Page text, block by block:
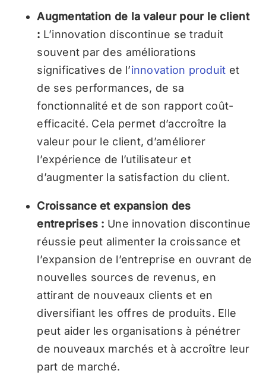
Augmentation de la valeur pour le client
: L’innovation discontinue se traduit
souvent par des améliorations
significatives de l’innovation produit et
de ses performances, de sa
fonctionnalité et de son rapport coût-
efficacité. Cela permet d’accroître la
valeur pour le client, d’améliorer
l’expérience de l’utilisateur et
d’augmenter la satisfaction du client.
Croissance et expansion des
entreprises : Une innovation discontinue
réussie peut alimenter la croissance et
l’expansion de l’entreprise en ouvrant de
nouvelles sources de revenus, en
attirant de nouveaux clients et en
diversifiant les offres de produits. Elle
peut aider les organisations à pénétrer
de nouveaux marchés et à accroître leur
part de marché.